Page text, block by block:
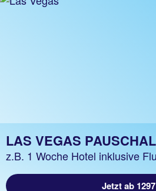
LAS VEGAS
z.B. 1 Woche Hotel inklusive
Jetzt ab